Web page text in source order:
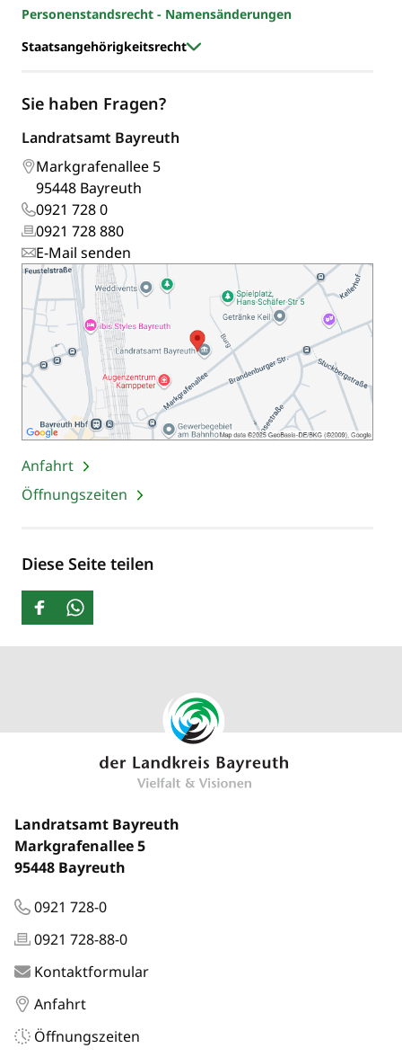
Personenstandsrecht - Namensänderungen
Staatsangehörigkeitsrecht
Sie haben Fragen?
Landratsamt Bayreuth
Markgrafenallee 5
95448 Bayreuth
0921 728 0
0921 728 880
E-Mail senden
Anfahrt
Öffnungszeiten
Diese Seite teilen
Landratsamt Bayreuth
Markgrafenallee 5
95448 Bayreuth
0921 728-0
0921 728-88-0
Kontaktformular
Anfahrt
Öffnungszeiten